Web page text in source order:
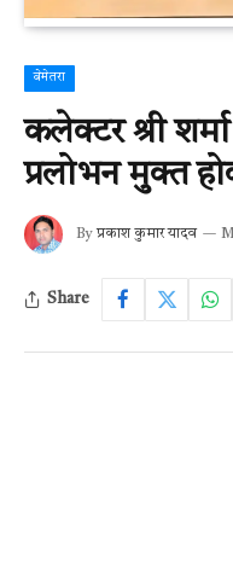
बेमेतरा
कलेक्टर श्री
प्रलोभन मुक्त
By प्रकाश कुमार यादव
Share